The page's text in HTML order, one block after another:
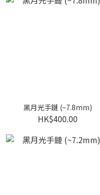
黑月光手鏈 (~7.8mm)
HK$400.00